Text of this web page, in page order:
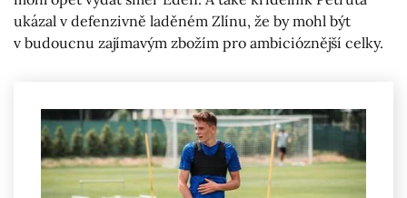
ukázal v defenzivně laděném Zlínu, že by mohl být
v budoucnu zajímavým zbožím pro ambicióznější celky.